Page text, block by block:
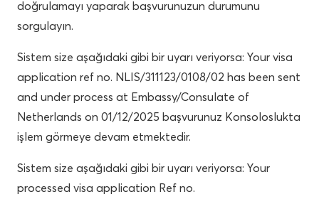
doğrulamayı yaparak başvurunuzun durumunu
sorgulayın.
Sistem size aşağıdaki gibi bir uyarı veriyorsa: Your visa
application ref no. NLIS/311123/0108/02 has been sent
and under process at Embassy/Consulate of
Netherlands on 01/12/2025 başvurunuz Konsoloslukta
işlem görmeye devam etmektedir.
Sistem size aşağıdaki gibi bir uyarı veriyorsa: Your
processed visa application Ref no.